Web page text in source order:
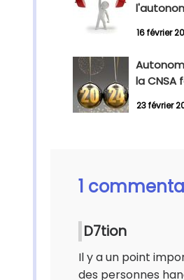
16 février
la CNSA
23 février
1
D7tion
Il y a un point
des personnes